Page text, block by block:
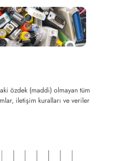
özdek (maddi) olmayan tüm
iletişim kuralları ve veriler